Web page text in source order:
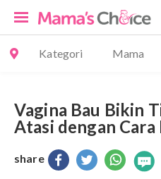
Kategori Mama
Vagina Bau Bikin
Atasi dengan Cara
share